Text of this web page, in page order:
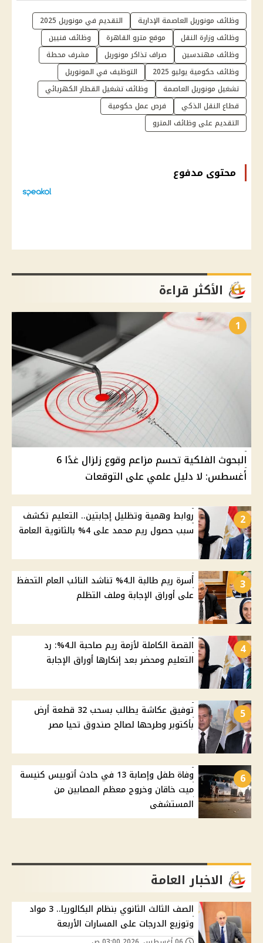
وظائف مونوريل العاصمة الإدارية
التقديم في مونوريل 2025
وظائف وزارة النقل
موقع مترو القاهرة
وظائف فنيين
وظائف مهندسين
صراف تذاكر مونوريل
مشرف محطة
وظائف حكومية يوليو 2025
التوظيف في المونوريل
تشغيل مونوريل العاصمة
وظائف تشغيل القطار الكهربائي
قطاع النقل الذكي
فرص عمل حكومية
التقديم على وظائف المترو
محتوى مدفوع
الأكثر قراءة
1
البحوث الفلكية تحسم مزاعم وقوع زلزال غدًا 6
أغسطس: لا دليل علمي على التوقعات
2
روابط وهمية وتظليل إجابتين.. التعليم تكشف
سبب حصول ريم محمد على 4% بالثانوية العامة
3
أسرة ريم طالبة الـ4% تناشد النائب العام التحفظ
على أوراق الإجابة وملف التظلم
4
القصة الكاملة لأزمة ريم صاحبة الـ4%: رد
التعليم ومحضر بعد إنكارها أوراق الإجابة
5
توفيق عكاشة يطالب بسحب 32 قطعة أرض
بأكتوبر وطرحها لصالح صندوق تحيا مصر
6
وفاة طفل وإصابة 13 في حادث أتوبيس كنيسة
ميت خاقان وخروج معظم المصابين من
المستشفى
الاخبار العامة
الصف الثالث الثانوي بنظام البكالوريا.. 3 مواد
وتوزيع الدرجات على المسارات الأربعة